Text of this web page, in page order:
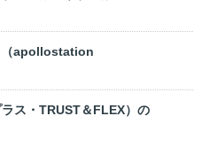
（apollostation
ス・TRUST＆FLEX）の